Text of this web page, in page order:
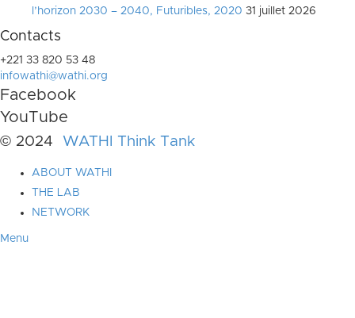
l’horizon 2030 – 2040, Futuribles, 2020 31 juillet 2026
Contacts
+221 33 820 53 48
infowathi@wathi.org
Facebook
YouTube
© 2024 WATHI Think Tank
ABOUT WATHI
THE LAB
NETWORK
Menu